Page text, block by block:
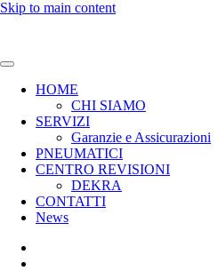
Skip to main content
HOME
CHI SIAMO
SERVIZI
Garanzie e Assicurazioni
PNEUMATICI
CENTRO REVISIONI
DEKRA
CONTATTI
News